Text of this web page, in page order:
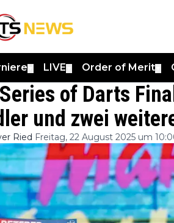
LIVE Order of Merit
of Darts
und zwei
Ried Freitag, 22 August 2025 um